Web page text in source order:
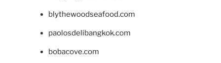
blythewoodseafood.com
paolosdelibangkok.com
bobacove.com